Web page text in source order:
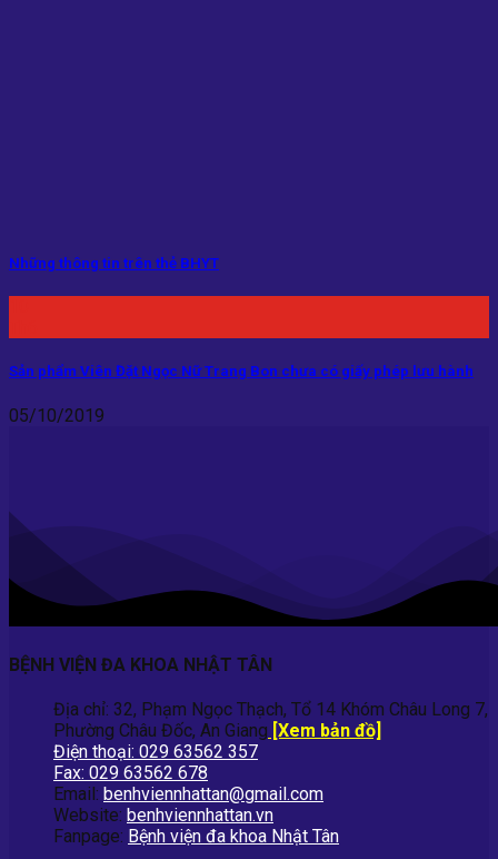
Những thông tin trên thẻ BHYT
Sản phẩm Viên Đặt Ngọc Nữ Trang Bon chưa có giấy phép lưu hành
05/10/2019
BỆNH VIỆN ĐA KHOA NHẬT TÂN
Địa chỉ: 32, Phạm Ngọc Thạch, Tổ 14 Khóm Châu Long 7,
Phường Châu Đốc, An Giang [Xem bản đồ]
Điện thoại: 029 63562 357
Fax: 029 63562 678
Email: benhviennhattan@gmail.com
Website: benhviennhattan.vn
Fanpage: Bệnh viện đa khoa Nhật Tân